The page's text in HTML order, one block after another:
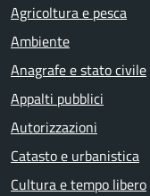
Agricoltura e pesca
Ambiente
Anagrafe e stato civile
Appalti pubblici
Autorizzazioni
Catasto e urbanistica
Cultura e tempo libero